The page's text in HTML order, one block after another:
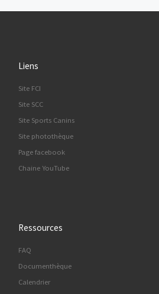
Liens
Site FCI
Site SCC
Site Sports Canins
Site photothèque
Page facebook
Chaine YouTube
Ressources
FAQ
Documenthèque
Calendrier